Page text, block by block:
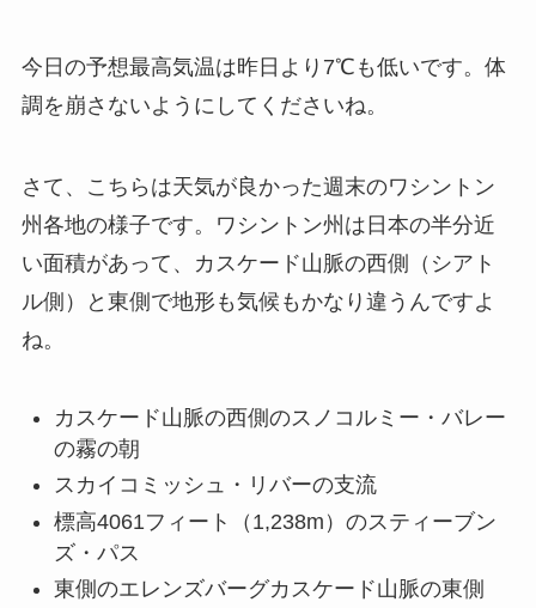
今日の予想最高気温は昨日より7℃も低いです。体
調を崩さないようにしてくださいね。
さて、こちらは天気が良かった週末のワシントン
州各地の様子です。ワシントン州は日本の半分近
い面積があって、カスケード山脈の西側（シアト
ル側）と東側で地形も気候もかなり違うんですよ
ね。
カスケード山脈の西側のスノコルミー・バレー
の霧の朝
スカイコミッシュ・リバーの支流
標高4061フィート（1,238m）のスティーブン
ズ・パス
東側のエレンズバーグカスケード山脈の東側